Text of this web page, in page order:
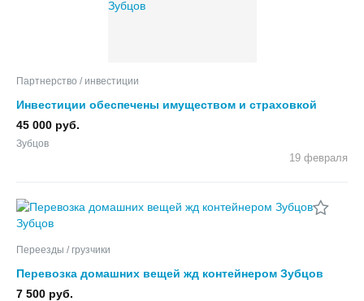
Партнерство / инвестиции
Инвестиции обеспечены имуществом и страховкой
45 000 руб.
Зубцов
19 февраля
Переезды / грузчики
Перевозка домашних вещей жд контейнером Зубцов
7 500 руб.